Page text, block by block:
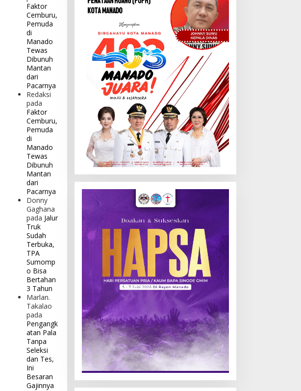
Faktor
Cemburu,
Pemuda
di
Manado
Tewas
Dibunuh
Mantan
dari
Pacarnya
Redaksi
pada
Faktor
Cemburu,
Pemuda
di
Manado
Tewas
Dibunuh
Mantan
dari
Pacarnya
Donny
Gaghana
pada Jalur
Truk
Sudah
Terbuka,
TPA
Sumomp
o Bisa
Bertahan
3 Tahun
Marlan.
Takalao
pada
Pengangk
atan Pala
Tanpa
Seleksi
dan Tes,
Ini
Besaran
Gajinnya